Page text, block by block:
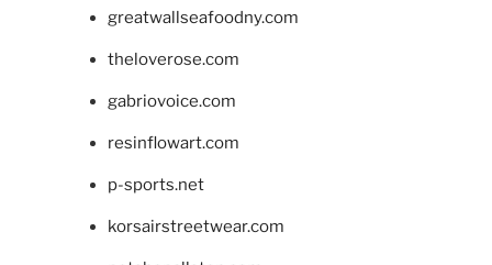
greatwallseafoodny.com
theloverose.com
gabriovoice.com
resinflowart.com
p-sports.net
korsairstreetwear.com